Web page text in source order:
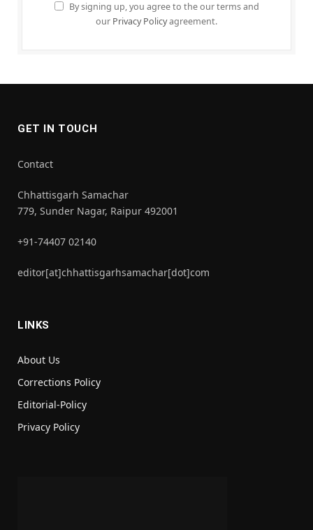
By signing up, you agree to the our terms and
our Privacy Policyagreement.
GET IN TOUCH
Contact
Chhattisgarh Samachar
779, Sunder Nagar, Raipur 492001
+91-74407 02140
editor[at]chhattisgarhsamachar[dot]com
LINKS
About Us
Corrections Policy
Editorial-Policy
Privacy Policy